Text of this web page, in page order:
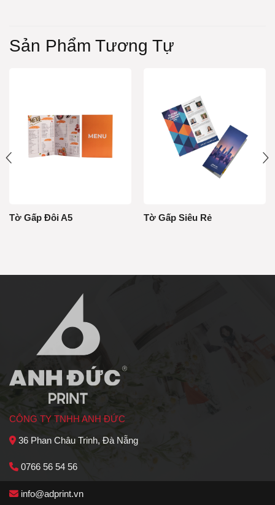
Sản Phẩm Tương Tự
Tờ Gấp Đôi A5 Tờ Gấp Siêu Rẻ
CÔNG TY TNHH ANH ĐỨC
36 Phan Châu Trinh, Đà Nẵng
0766 56 54 56
info@adprint.vn